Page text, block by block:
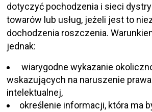
dotyczyć pochodzenia i sieci
towarów lub usług, jeżeli jest to
dochodzenia roszczenia.
jednak:
wiarygodne wykazanie
wskazujących na naruszenie
intelektualnej,
określenie informacji, która ma